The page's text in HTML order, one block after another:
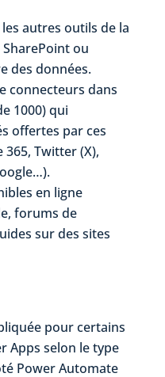
autres outils de la
ou
des données.
connecteurs dans
1000) qui
offertes par ces
Twitter (X),
en ligne
forums de
sur des sites
pour certains
Apps selon le type
Power Automate